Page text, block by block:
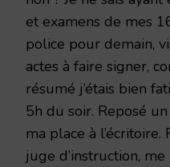
et examens de mes
police pour demain,
actes à faire signer,
résumé j’étais bien
5h du soir. Reposé
ma place à
juge d’instruction,